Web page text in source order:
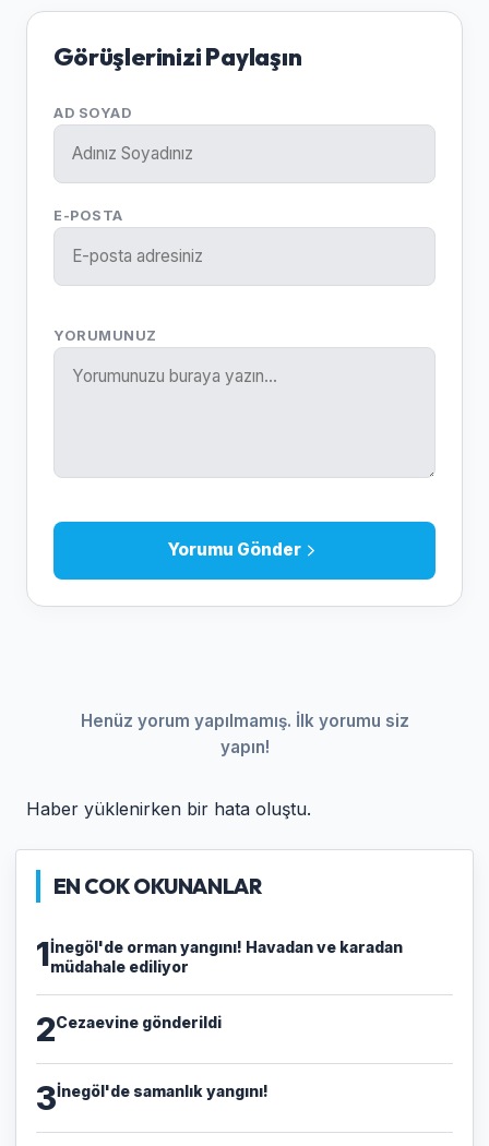
Görüşlerinizi Paylaşın
AD SOYAD
E-POSTA
YORUMUNUZ
Yorumu Gönder
Henüz yorum yapılmamış. İlk yorumu siz
yapın!
Haber yüklenirken bir hata oluştu.
EN COK OKUNANLAR
1İnegöl'de orman yangını! Havadan ve karadan
müdahale ediliyor
2Cezaevine gönderildi
3İnegöl'de samanlık yangını!